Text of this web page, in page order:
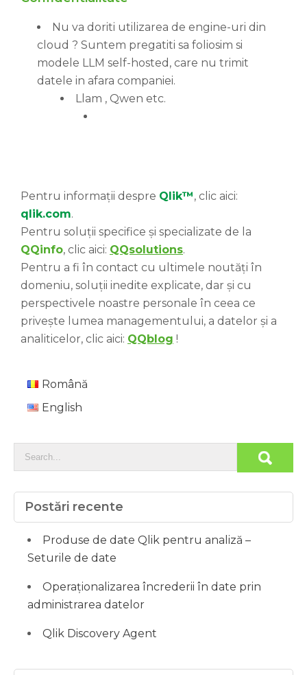
Nu va doriti utilizarea de engine-uri din
cloud ? Suntem pregatiti sa foliosim si
modele LLM self-hosted, care nu trimit
datele in afara companiei.
Llam , Qwen etc.
Pentru informații despre Qlik™, clic aici:
qlik.com.
Pentru soluții specifice și specializate de la
QQinfo, clic aici: QQsolutions.
Pentru a fi în contact cu ultimele noutăți în
domeniu, soluții inedite explicate, dar și cu
perspectivele noastre personale în ceea ce
privește lumea managementului, a datelor și a
analiticelor, clic aici: QQblog !
Română
English
Postări recente
Produse de date Qlik pentru analiză –
Seturile de date
Operaționalizarea încrederii în date prin
administrarea datelor
Qlik Discovery Agent